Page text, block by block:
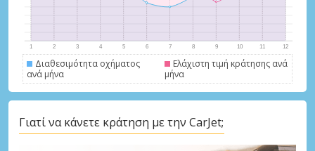
Διαθεσιμότητα οχήματος
ανά μήνα
Ελάχιστη τιμή κράτησης ανά
μήνα
Γιατί να κάνετε κράτηση με την CarJet;